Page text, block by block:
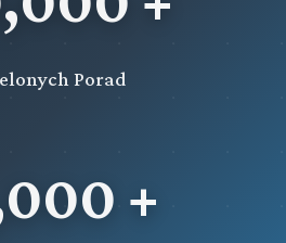
Porad
+